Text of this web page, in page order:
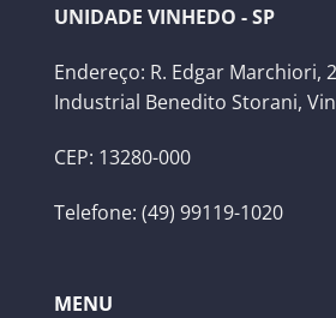
UNIDADE VINHEDO - SP
Endereço: R. Edgar Marchiori,
Industrial Benedito Storani,
CEP: 13280-000
Telefone: (49) 99119-1020
MENU